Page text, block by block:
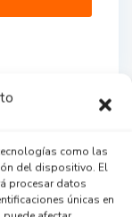
como las
del dispositivo. El
procesar datos
únicas en